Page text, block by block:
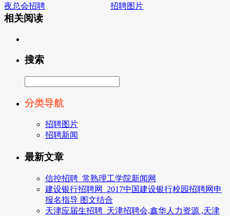
夜总会招聘 招聘图片
相关阅读
搜索
分类导航
招聘图片
招聘新闻
最新文章
信控招聘_常熟理工学院新闻网
建设银行招聘网_2017中国建设银行校园招聘网申
报名指导 图文结合
天津应届生招聘_天津招聘会,鑫华人力资源 ,天津